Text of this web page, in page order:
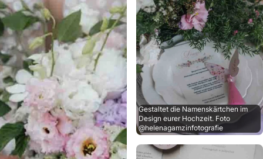
Gestaltet die Namenskärtchen im
Design eurer Hochzeit. Foto
@helenagamzinfotografie